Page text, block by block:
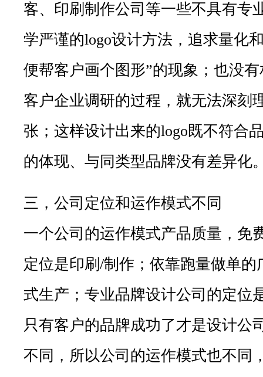
客、印刷制作公司等一些不具有专
学严谨的logo设计方法，追求量化
便帮客户画个图形”的现象；也没
客户企业调研的过程，就无法深刻
张；这样设计出来的logo既不符合
的体现、与同类型品牌没有差异化
三，公司定位和运作模式不同
一个公司的运作模式产品质量，免
定位是印刷/制作；依靠跑量做单
式生产；专业品牌设计公司的定位
只有客户的品牌成功了才是设计公
不同，所以公司的运作模式也不同